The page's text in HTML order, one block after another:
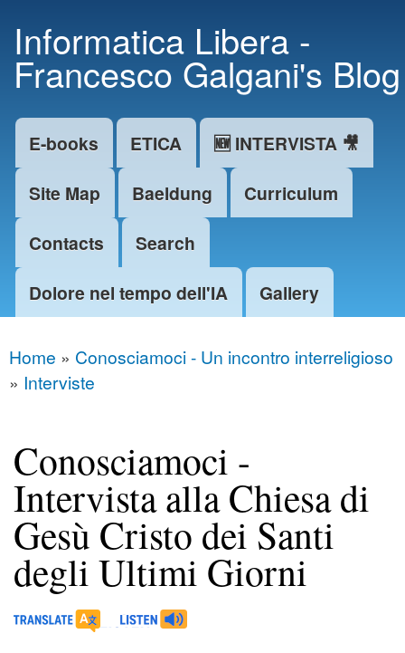
main
content
Informatica Libera -
Francesco Galgani's Blog
Main menu
E-books ETICA
🆕 INTERVISTA 🎥
Site Map
Baeldung
Curriculum
Contacts
Search
Dolore nel tempo dell'IA
Gallery
You are here
Home » Conosciamoci - Un incontro interreligioso
» Interviste
Conosciamoci -
Intervista alla Chiesa di
Gesù Cristo dei Santi
degli Ultimi Giorni